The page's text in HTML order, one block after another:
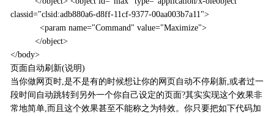
classid="clsid:adb880a6-d8ff-11cf-9377-00aa003b7a11">
<param name="Command" value="Maximize">
</object>
</body>
页面自动刷新(说明)
当你做网页时,是不是有的时候想让你的网页自动不停刷新,或者过一
段时间自动跳转到另外一个你自己设定的页面?其实实现这个效果非
常地简单,而且这个效果甚至不能称之为特效。你只要把如下代码加